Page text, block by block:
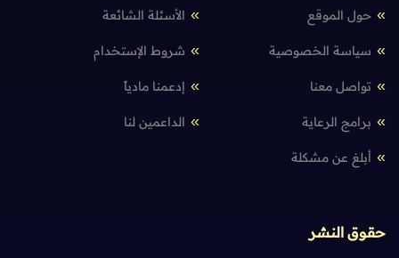
حول الموقع الأسئلة الشائعة
سياسة الخصوصية شروط الإستخدام
تواصل معنا إدعمنا مادياً
برامج الرعاية الداعمين لنا
أبلغ عن مشكلة
حقوق النشر